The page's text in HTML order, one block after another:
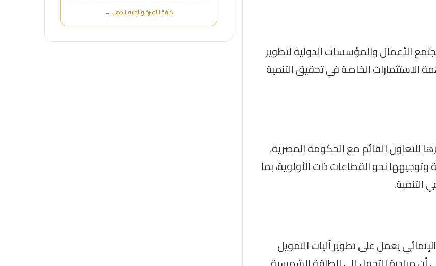
الأعمال والمؤسسات الدولية لتطوير
الاستثمارات الخاصة في تحقيق التنمية
للتعاون القائم مع الحكومة المصرية،
وتوجيهها نحو القطاعات ذات الأولوية، بما
التنمية.
يعمل على تطوير آليات التمويل
كافة الأعيرة والجنيه الذهب ←